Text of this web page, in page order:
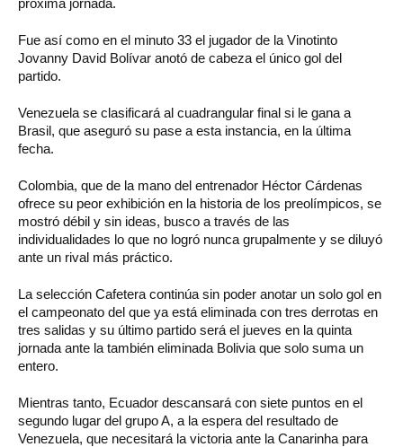
próxima jornada.
Fue así como en el minuto 33 el jugador de la Vinotinto
Jovanny David Bolívar anotó de cabeza el único gol del
partido.
Venezuela se clasificará al cuadrangular final si le gana a
Brasil, que aseguró su pase a esta instancia, en la última
fecha.
Colombia, que de la mano del entrenador Héctor Cárdenas
ofrece su peor exhibición en la historia de los preolímpicos, se
mostró débil y sin ideas, busco a través de las
individualidades lo que no logró nunca grupalmente y se diluyó
ante un rival más práctico.
La selección Cafetera continúa sin poder anotar un solo gol en
el campeonato del que ya está eliminada con tres derrotas en
tres salidas y su último partido será el jueves en la quinta
jornada ante la también eliminada Bolivia que solo suma un
entero.
Mientras tanto, Ecuador descansará con siete puntos en el
segundo lugar del grupo A, a la espera del resultado de
Venezuela, que necesitará la victoria ante la Canarinha para